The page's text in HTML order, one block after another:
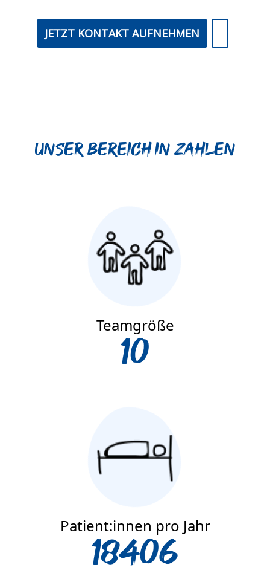
JETZT KONTAKT AUFNEHMEN
Unser Bereich in Zahlen
Teamgröße
10
Patient:innen pro Jahr
18406